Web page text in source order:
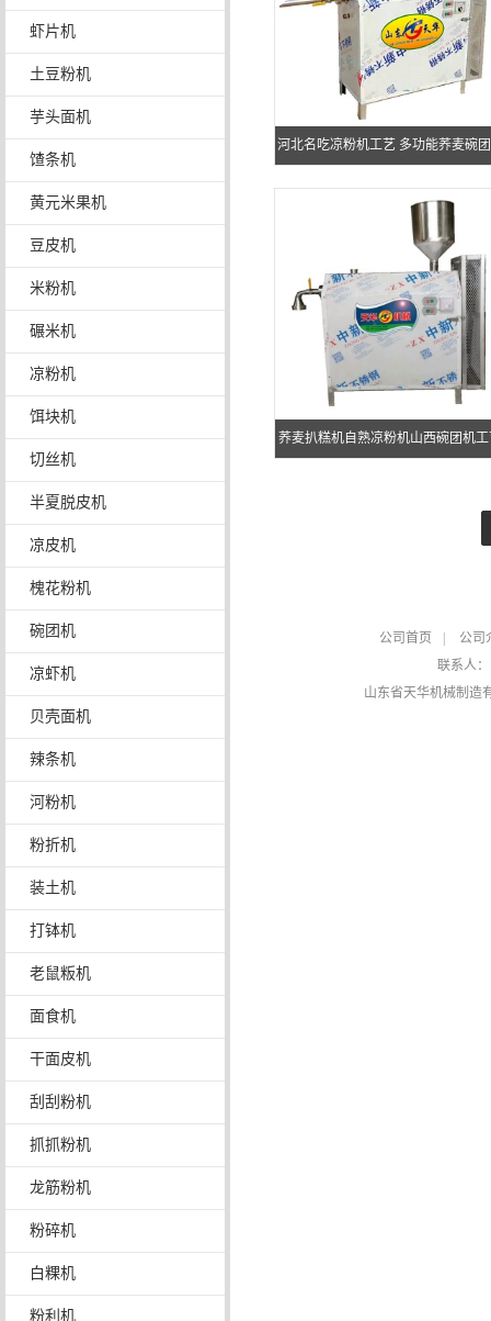
虾片机
土豆粉机
芋头面机
馇条机
黄元米果机
豆皮机
米粉机
碾米机
凉粉机
饵块机
切丝机
半夏脱皮机
凉皮机
槐花粉机
碗团机
凉虾机
贝壳面机
辣条机
河粉机
粉折机
装土机
打钵机
老鼠粄机
面食机
干面皮机
刮刮粉机
抓抓粉机
龙筋粉机
粉碎机
白粿机
粉利机
河北名吃凉粉机工艺 多功能荞麦碗
荞麦扒糕机自熟凉粉机山西碗团机
公司首页
公司
联系人
山东省天华机械制造